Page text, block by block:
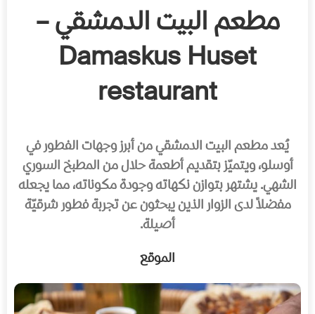
مطعم البيت الدمشقي –
Damaskus Huset
restaurant
يُعد مطعم البيت الدمشقي من أبرز وجهات الفطور في
أوسلو، ويتميّز بتقديم أطعمة حلال من المطبخ السوري
الشهي. يشتهر بتوازن نكهاته وجودة مكوناته، مما يجعله
مفضلاً لدى الزوار الذين يبحثون عن تجربة فطور شرقيّة
أصيلة.
الموقع